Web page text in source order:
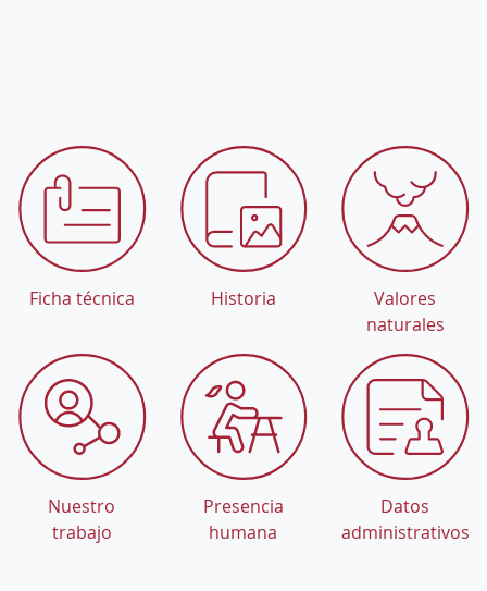
Ficha técnica Historia
Valores
naturales
Nuestro
trabajo
Presencia
humana
Datos
administrativos